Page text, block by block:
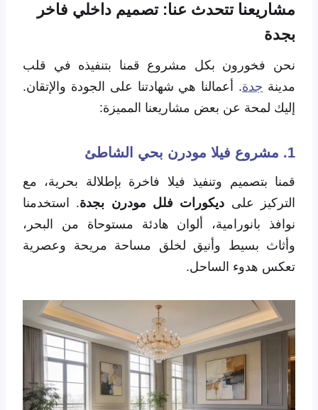
مشاريعنا تتحدث عنا: تصميم داخلي فاخر
بجدة
نحن فخورون بكل مشروع قمنا بتنفيذه في قلب
مدينة جدة. أعمالنا هي شهادتنا على الجودة والإتقان.
إليك لمحة عن بعض مشاريعنا المميزة:
1. مشروع فيلا مودرن بحي الشاطئ
قمنا بتصميم وتنفيذ فيلا فاخرة بإطلالة بحرية، مع
التركيز على ديكورات فلل مودرن بجدة. استخدمنا
نوافذ بانورامية، ألوان هادئة مستوحاة من البحر،
وأثاث بسيط وأنيق لخلق مساحة مريحة وعصرية
تعكس هدوء الساحل.